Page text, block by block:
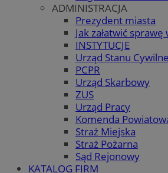
ADMINISTRACJA
Prezydent miasta
Jak załatwić
INSTYTUCJE
Urząd Stanu
PCPR
Urząd Skarbowy
ZUS
Urząd Pracy
Komenda
Straż Miejska
Straż Pożarna
Sąd Rejonowy
KATALOG FIRM